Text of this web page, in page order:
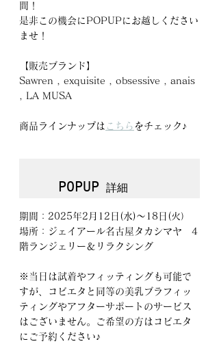
間！
是非この機会にPOPUPにお越しください
ませ！
【販売ブランド】
Sawren , exquisite , obsessive , anais
, LA MUSA
商品ラインナップは こちら をチェック♪
POPUP 詳細
期間：2025年2月12日(水)～18日(火）
場所：ジェイアール名古屋タカシマヤ　4
階ランジェリー＆リラクシング
※当日は試着やフィッティングも可能で
すが、コビエタと同等の美乳ブラフィッ
ティングやアフターサポートのサービス
はございません。ご希望の方はコビエタ
にご予約ください♪